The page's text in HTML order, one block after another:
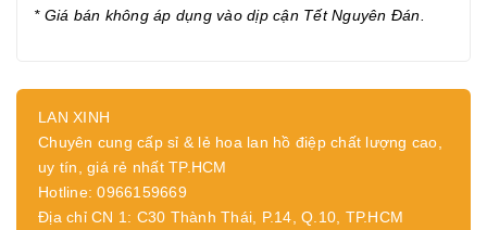
* Giá bán không áp dụng vào dịp cận Tết Nguyên Đán.
LAN XINH
Chuyên cung cấp sỉ & lẻ hoa lan hồ điệp chất lượng cao,
uy tín, giá rẻ nhất TP.HCM
Hotline: 0966159669
Địa chỉ CN 1: C30 Thành Thái, P.14, Q.10, TP.HCM